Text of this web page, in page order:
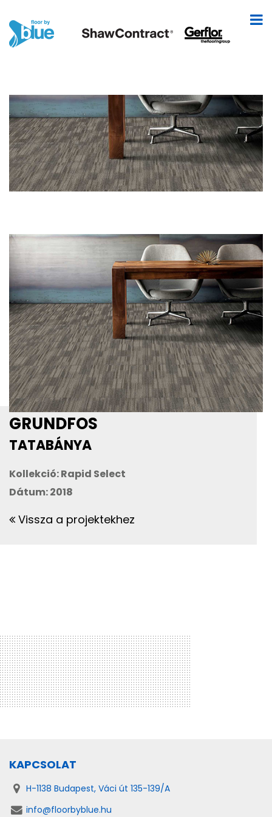
GRUNDFOS
TATABÁNYA
Kollekció: Rapid Select
Dátum: 2018
Vissza a projektekhez
KAPCSOLAT
H-1138 Budapest, Váci út 135-139/A
info@floorbyblue.hu